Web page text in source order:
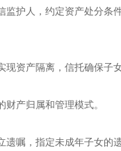
监护人，约定资产处分条
现资产隔离，信托确保子
产归属和管理模式。
遗嘱，指定未成年子女的